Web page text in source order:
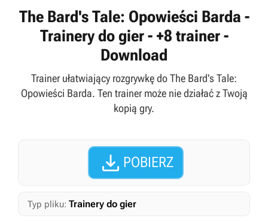
The Bard's Tale: Opowieści Barda -
Trainery do gier - +8 trainer -
Download
Trainer ułatwiający rozgrywkę do The Bard's Tale:
Opowieści Barda. Ten trainer może nie działać z Twoją
kopią gry.
 POBIERZ
Typ pliku: Trainery do gier